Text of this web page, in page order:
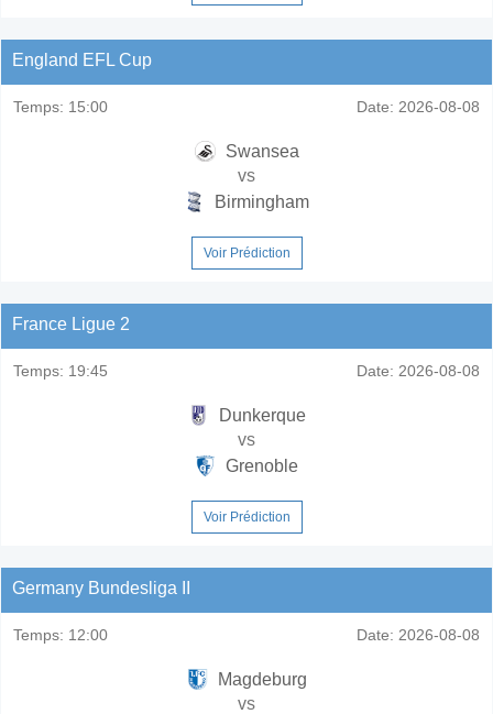
England EFL Cup
Temps: 15:00 Date: 2026-08-08
Swansea
vs
Birmingham
Voir Prédiction
France Ligue 2
Temps: 19:45 Date: 2026-08-08
Dunkerque
vs
Grenoble
Voir Prédiction
Germany Bundesliga II
Temps: 12:00 Date: 2026-08-08
Magdeburg
vs